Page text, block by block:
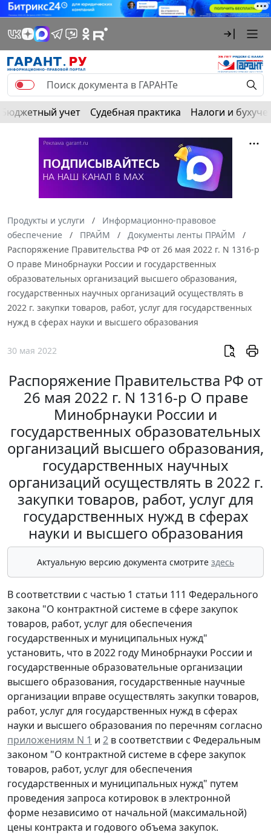
Бюджетный учет Судебная практика Налоги и
Продукты и услуги
Информационно-правовое
обеспечение
ПРАЙМ
Документы ленты ПРАЙМ
Распоряжение Правительства РФ от 26 мая 2022 г. N 1316-р
О праве Минобрнауки России и государственных
образовательных организаций высшего образования,
государственных научных организаций осуществлять в
2022 г. закупки товаров, работ, услуг для государственных
нужд в сферах науки и высшего образования
30 мая 2022
Распоряжение Правительства РФ от
26 мая 2022 г. N 1316-р О праве
Минобрнауки России и
государственных образовательных
организаций высшего образования,
государственных научных
организаций осуществлять в 2022 г.
закупки товаров, работ, услуг для
государственных нужд в сферах
науки и высшего образования
Актуальную версию документа смотрите здесь
В соответствии с частью 1 статьи 111 Федерального
закона "О контрактной системе в сфере закупок
товаров, работ, услуг для обеспечения
государственных и муниципальных нужд"
установить, что в 2022 году Минобрнауки России и
государственные образовательные организации
высшего образования, государственные научные
организации вправе осуществлять закупки товаров,
работ, услуг для государственных нужд в сферах
науки и высшего образования по перечням согласно
приложениям N 1 и 2 в соответствии с Федеральным
законом "О контрактной системе в сфере закупок
товаров, работ, услуг для обеспечения
государственных и муниципальных нужд" путем
проведения запроса котировок в электронной
форме независимо от начальной (максимальной)
цены контракта и годового объема закупок.